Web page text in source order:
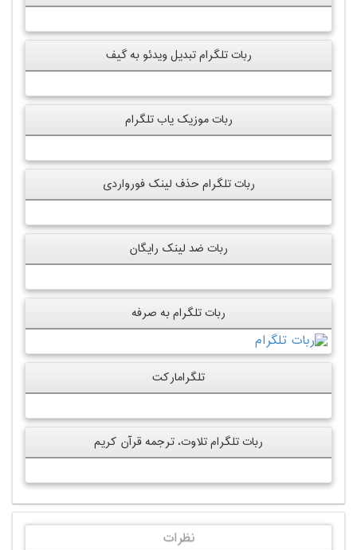
ربات تلگرام تبدیل ویدئو به گیف
ربات موزیک یاب تلگرام
ربات تلگرام حذف لینک فورواردی
ربات ضد لینک رایگان
ربات تلگرام به صرفه
تلگرامارکت
ربات تلگرام تلاوت، ترجمه قرآن کریم
نظرات